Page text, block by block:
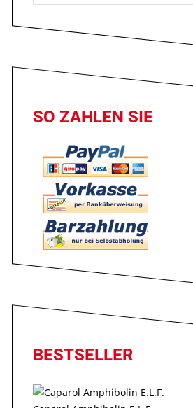
SO ZAHLEN SIE
BESTSELLER